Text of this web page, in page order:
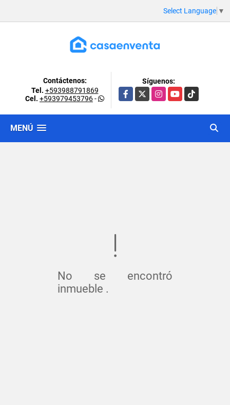
Select Language ▼
Contáctenos:
Tel. +593988791869
Cel. +593979453796-
Síguenos:
Facebook
X InstagramYouTubeTikTok
MENÚ
No se encontró
inmueble .